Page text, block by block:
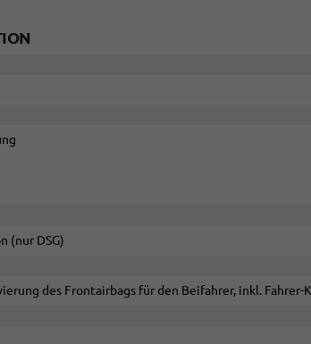
(nur DSG)
des Frontairbags für den Beifahrer, inkl. Fahrer-